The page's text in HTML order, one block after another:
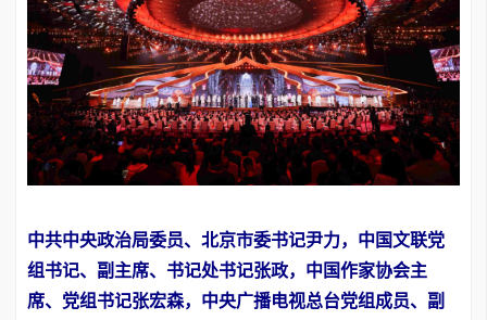
中共中央政治局委员、北京市委书记尹力，中国文联党
组书记、副主席、书记处书记张政，中国作家协会主
席、党组书记张宏森，中央广播电视总台党组成员、副